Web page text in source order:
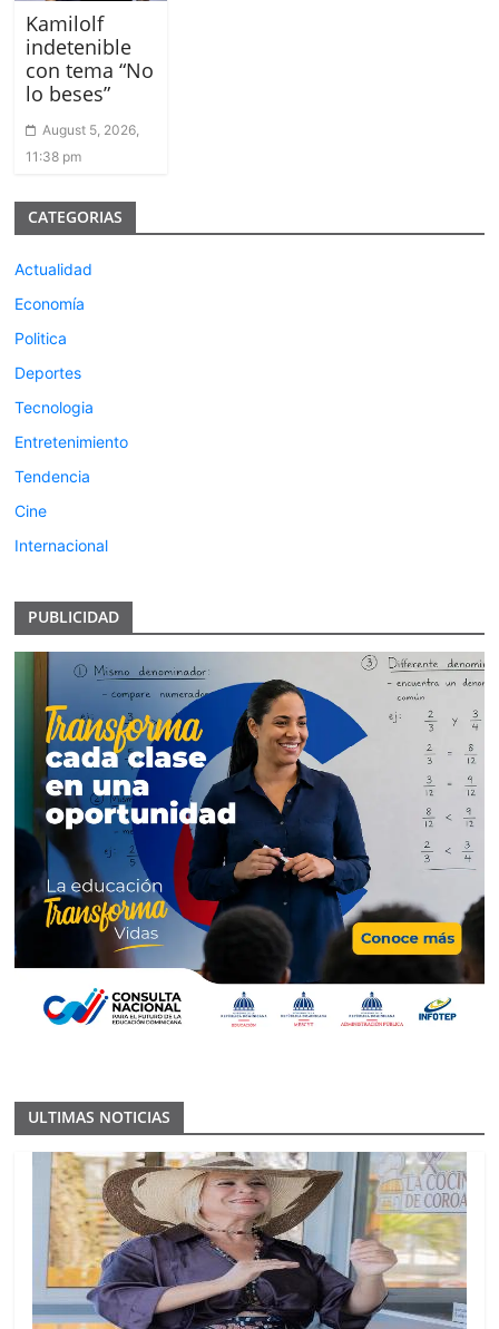
Kamilolf
indetenible
con tema “No
lo beses”
August 5, 2026,
11:38 pm
CATEGORIAS
Actualidad
Economía
Politica
Deportes
Tecnologia
Entretenimiento
Tendencia
Cine
Internacional
PUBLICIDAD
ULTIMAS NOTICIAS